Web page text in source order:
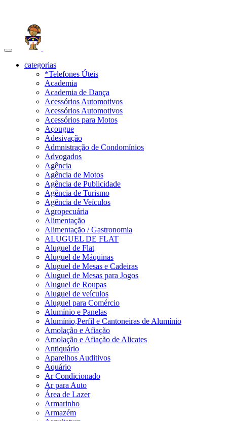
Toggle
navigationcategorias
*Telefones Úteis
Academia
Academia de Dança
Acessórios Automotivos
Acessórios Automotivos
Acessórios para Motos
Açougue
Adesivação
Admnistração de Condomínios
Advogados
Agência
Agência de Motos
Agência de Publicidade
Agência de Turismo
Agência de Veículos
Agropecuária
Alimentação
Alimentação / Gastronomia
ALUGUEL DE FLAT
Aluguel de Flat
Aluguel de Máquinas
Aluguel de Mesas e Cadeiras
Aluguel de Mesas para Jogos
Aluguel de Roupas
Aluguel de veículos
Aluguel para Comércio
Alumínio e Panelas
Alumínio,Perfil e Cantoneiras de Alumínio
Amolação e Afiação
Amolação e Afiação de Alicates
Antiquário
Aparelhos Auditivos
Aquário
Ar Condicionado
Ar para Auto
Área de Lazer
Armarinho
Armazém